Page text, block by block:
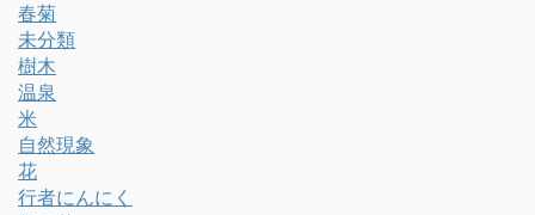
春菊
未分類
樹木
温泉
米
自然現象
花
行者にんにく